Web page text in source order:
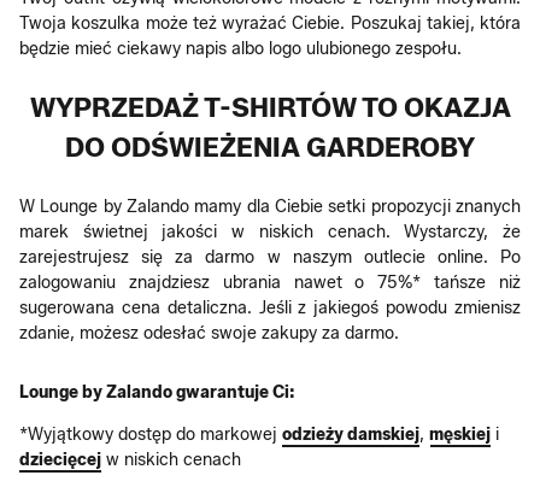
Twoja koszulka może też wyrażać Ciebie. Poszukaj takiej, która
będzie mieć ciekawy napis albo logo ulubionego zespołu.
WYPRZEDAŻ T-SHIRTÓW TO OKAZJA
DO ODŚWIEŻENIA GARDEROBY
W Lounge by Zalando mamy dla Ciebie setki propozycji znanych
marek świetnej jakości w niskich cenach. Wystarczy, że
zarejestrujesz się za darmo w naszym outlecie online. Po
zalogowaniu znajdziesz ubrania nawet o 75%* tańsze niż
sugerowana cena detaliczna. Jeśli z jakiegoś powodu zmienisz
zdanie, możesz odesłać swoje zakupy za darmo.
Lounge by Zalando gwarantuje Ci:
*Wyjątkowy dostęp do markowej odzieży damskiej, męskiej i
dziecięcej w niskich cenach